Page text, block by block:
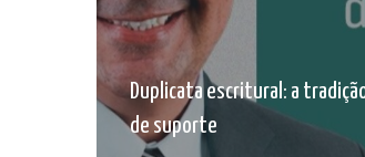
Duplicata escritural: a
de suporte